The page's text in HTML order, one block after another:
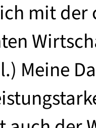
mit der
Meine